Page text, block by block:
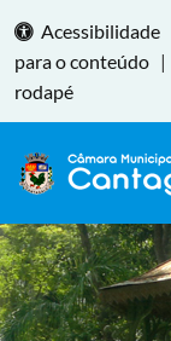
Acessibilidade
para o conteúdo |
rodapé